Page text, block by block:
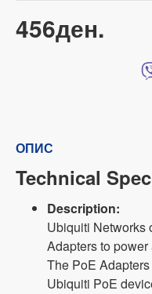
456ден.
ОПИС
Technical
Description:
Ubiquiti Networks
Adapters to
The PoE
Ubiquiti PoE